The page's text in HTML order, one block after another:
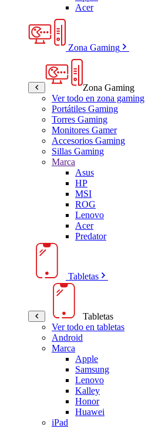
Acer
Zona Gaming
Zona Gaming
Ver todo en zona gaming
Portátiles Gaming
Torres Gaming
Monitores Gamer
Accesorios Gaming
Sillas Gaming
Marca
Asus
HP
MSI
ROG
Lenovo
Acer
Predator
Tabletas
Tabletas
Ver todo en tabletas
Android
Marca
Apple
Samsung
Lenovo
Kalley
Honor
Huawei
iPad